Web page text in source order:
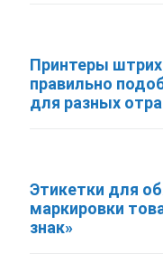
Принтеры
правильно
для разных
Этикетки для
маркировки
знак»